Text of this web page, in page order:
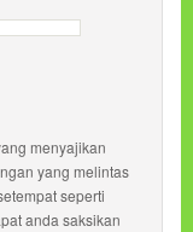
menyajikan
yang melintas
seperti
anda saksikan